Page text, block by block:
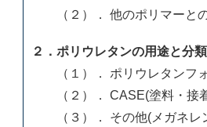
（２）． 他のポリマーと
２．ポリウレタンの用途と分類
（１）． ポリウレタンフ
（２）． CASE(塗料・接
（３）． その他(メガネレ